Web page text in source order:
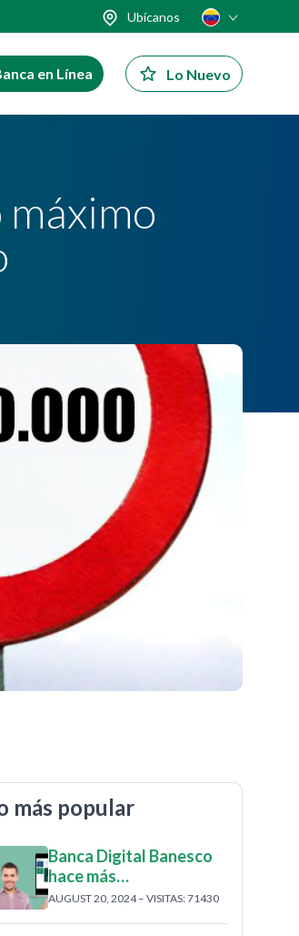
Ubícanos
en Línea Lo Nuevo
más popular
Banca Digital Banesco
hace más…
AUGUST 20, 2024 – VISITAS: 71430